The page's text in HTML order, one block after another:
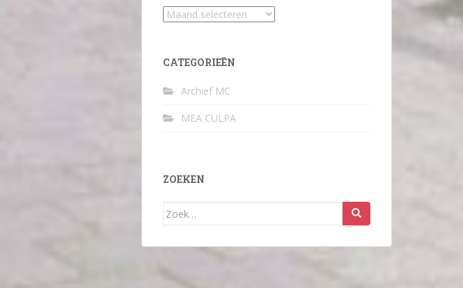
Archief
CATEGORIEËN
Archief MC
MEA CULPA
ZOEKEN
Zoek